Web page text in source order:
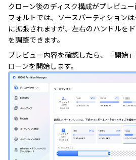
クローン後のディスク構成がプレビュ
フォルトでは、ソースパーティション
に拡張されますが、左右のハンドルを
を調整できます。
プレビュー内容を確認したら、「開始
ローンを開始します。